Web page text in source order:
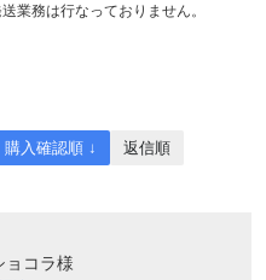
業務は行なっておりません。
購入確認順 ↓
返信順
ョコラ様